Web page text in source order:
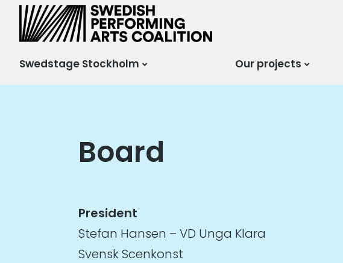
Scensverige
Mötesplats för svensk
och internationell
Swedstage Stockholm Our projects
Board
President
Stefan Hansen – VD Unga Klara
Svensk Scenkonst